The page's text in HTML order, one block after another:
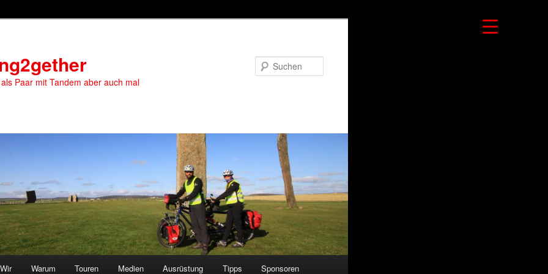
Paar mit Tandem aber auch mal
Wir Warum Touren Medien Ausrüstung Tipps Sponsoren